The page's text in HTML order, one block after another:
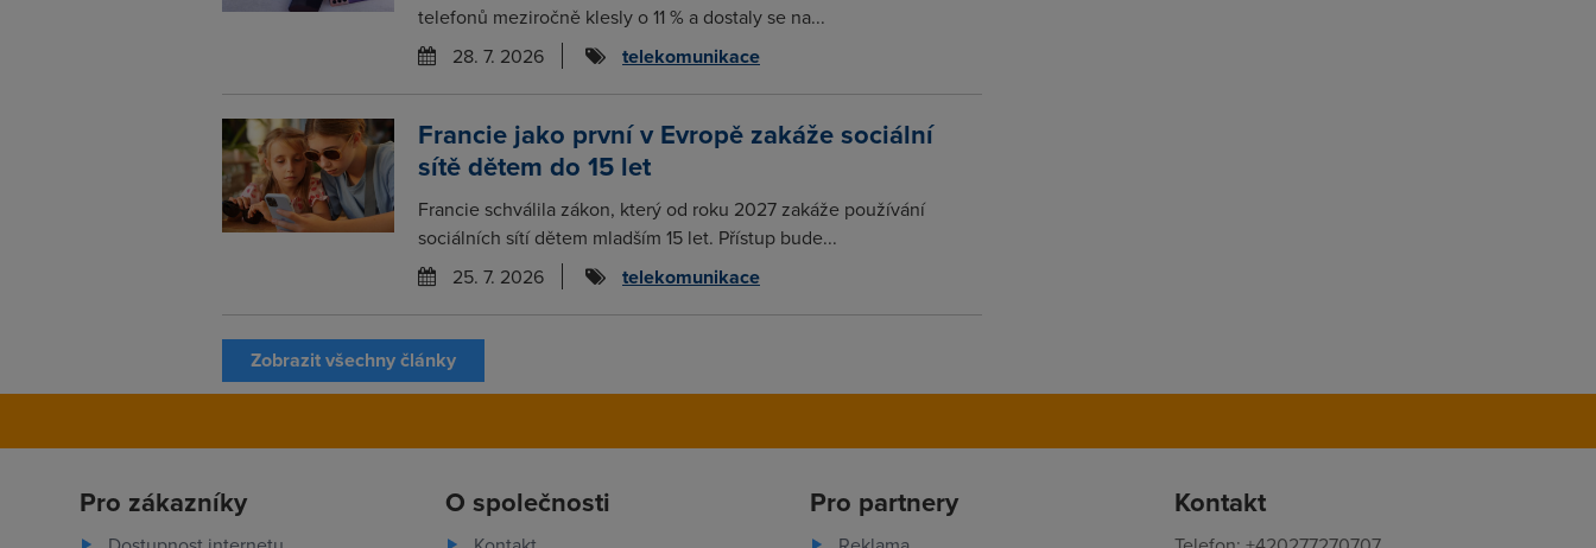
telefonů meziročně klesly o 11 % a dostaly se na...
28. 7. 2026
telekomunikace
Francie jako první v Evropě zakáže sociální
sítě dětem do 15 let
Francie schválila zákon, který od roku 2027 zakáže používání
sociálních sítí dětem mladším 15 let. Přístup bude...
25. 7. 2026
telekomunikace
Zobrazit všechny články
Pro zákazníky O společnosti Pro partnery Kontakt